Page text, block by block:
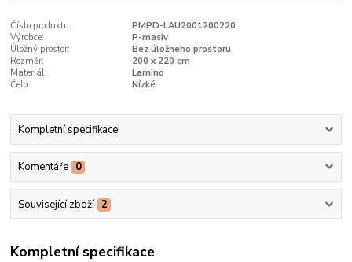
Číslo produktu:
PMPD-LAU2001200220
Výrobce:
P-masiv
Úložný prostor:
Bez úložného prostoru
Rozměr:
200 x 220 cm
Materiál:
Lamino
Čelo:
Nízké
Kompletní specifikace
Komentáře 0
Související zboží 2
Kompletní specifikace